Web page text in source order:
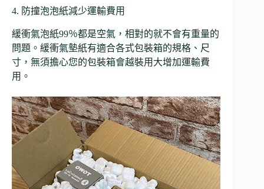
4. 防撞泡泡紙減少運輸費用
緩衝氣泡紙99％都是空氣，相對的就不會有重量的
問題。緩衝氣墊紙有適合各式包裝箱的規格、尺
寸，無須擔心您的包裝箱會越裝用大增加運輸費
用。